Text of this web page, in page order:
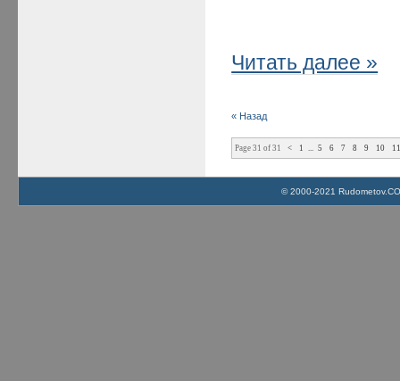
Читать далее »
« Назад
Page 31 of 31 < 1 5 6 7 8 9 10
© 2000-2021